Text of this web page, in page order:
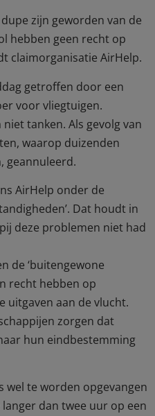
zijn geworden van de
hebben geen recht op
claimorganisatie AirHelp.
getroffen door een
voor vliegtuigen.
tanken. Als gevolg van
waarop duizenden
geannuleerd.
AirHelp onder de
Dat houdt in
deze problemen niet had
de ‘buitengewone
recht hebben op
uitgaven aan de vlucht.
zorgen dat
hun eindbestemming
wel te worden opgevangen
dan twee uur op een